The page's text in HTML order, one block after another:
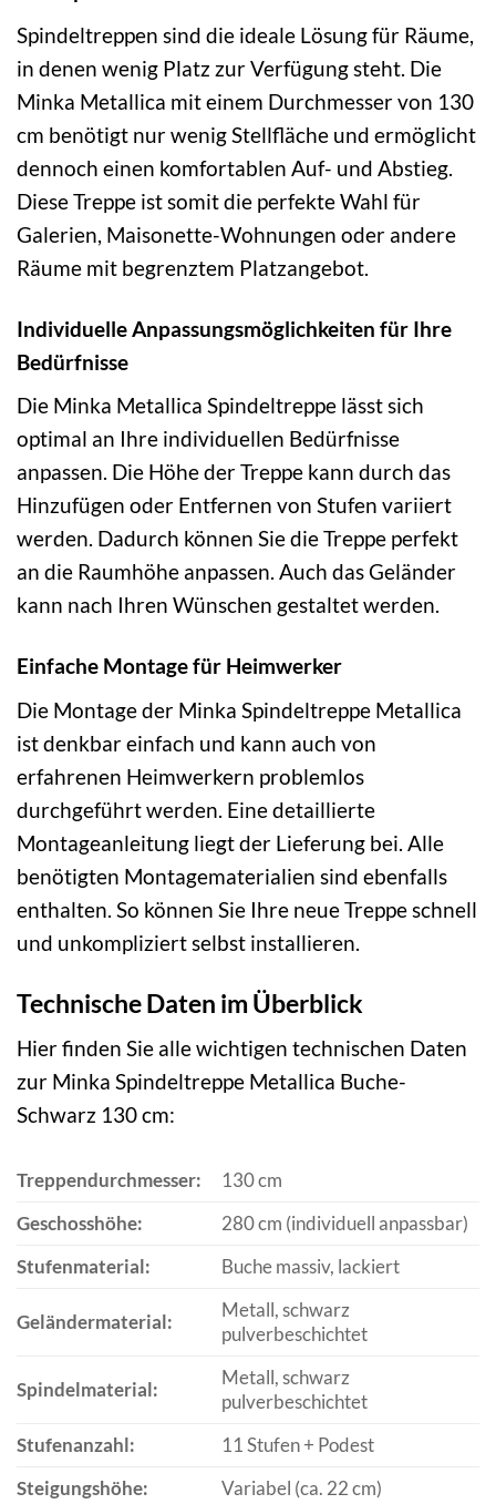
Spindeltreppen sind die ideale Lösung für Räume,
in denen wenig Platz zur Verfügung steht. Die
Minka Metallica mit einem Durchmesser von 130
cm benötigt nur wenig Stellfläche und ermöglicht
dennoch einen komfortablen Auf- und Abstieg.
Diese Treppe ist somit die perfekte Wahl für
Galerien, Maisonette-Wohnungen oder andere
Räume mit begrenztem Platzangebot.
Individuelle Anpassungsmöglichkeiten für Ihre
Bedürfnisse
Die Minka Metallica Spindeltreppe lässt sich
optimal an Ihre individuellen Bedürfnisse
anpassen. Die Höhe der Treppe kann durch das
Hinzufügen oder Entfernen von Stufen variiert
werden. Dadurch können Sie die Treppe perfekt
an die Raumhöhe anpassen. Auch das Geländer
kann nach Ihren Wünschen gestaltet werden.
Einfache Montage für Heimwerker
Die Montage der Minka Spindeltreppe Metallica
ist denkbar einfach und kann auch von
erfahrenen Heimwerkern problemlos
durchgeführt werden. Eine detaillierte
Montageanleitung liegt der Lieferung bei. Alle
benötigten Montagematerialien sind ebenfalls
enthalten. So können Sie Ihre neue Treppe schnell
und unkompliziert selbst installieren.
Technische Daten im Überblick
Hier finden Sie alle wichtigen technischen Daten
zur Minka Spindeltreppe Metallica Buche-
Schwarz 130 cm:
Treppendurchmesser:
130 cm
Geschosshöhe:
280 cm (individuell anpassbar)
Stufenmaterial:
Buche massiv, lackiert
Geländermaterial:
Metall, schwarz
pulverbeschichtet
Spindelmaterial:
Metall, schwarz
pulverbeschichtet
Stufenanzahl:
11 Stufen + Podest
Steigungshöhe:
Variabel (ca. 22 cm)